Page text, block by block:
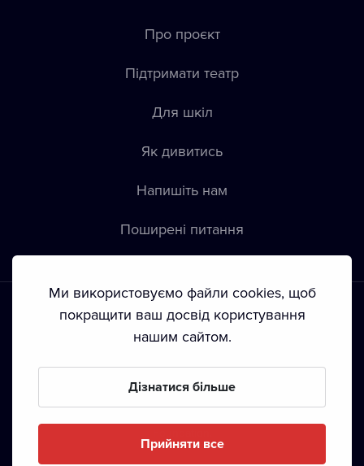
Про проєкт
Підтримати театр
Для шкіл
Як дивитись
Напишіть нам
Пoширені питання
Положення й умови • Конфіденційність • Автoрські права
Ми використовуємо файли cookies, щоб
покращити ваш досвід користування
нашим сайтом.
Дізнатися більше
Прийняти все